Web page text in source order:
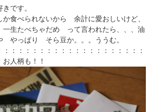
です。
食べられないから 余計に愛おしいけど、
生たべちゃだめ って言われたら、、、油
やっぱり そら豆か。。。ううむ。
：：：：：：：：：：：：：：：：：：：：：
人柄も！！